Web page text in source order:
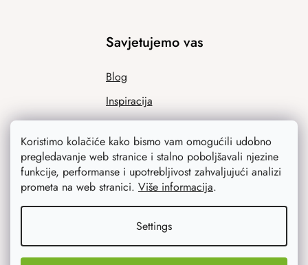
Koristimo kolačiće kako bismo vam omogućili udobno
pregledavanje web stranice i stalno poboljšavali njezine
funkcije, performanse i upotrebljivost zahvaljujući analizi
prometa na web stranici. Više informacija.
Settings
Savjetujemo vas
Blog
Inspiracija
Ono što vas najviše zanima